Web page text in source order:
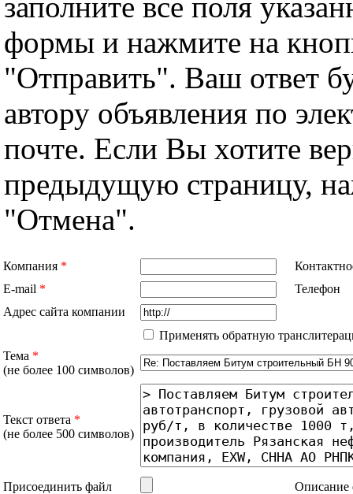
формы и нажмите на
"Отправить". Ваш ответ
автору объявления по
почте. Если Вы хотите
предыдущую страницу,
"Отмена".
Компания *
E-mail *
Телефон
Адрес сайта компании
Применять обратную
Тема *
(не более 100 символов)
Текст ответа *
(не более 500 символов)
Присоединить файл
Описание